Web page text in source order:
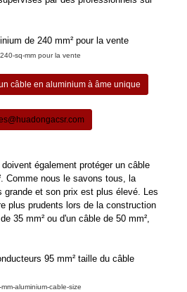
sq-mm pour la vente
câble en aluminium à âme unique
également protéger un câble
Comme nous le savons tous, la
grande et son prix est plus élevé. Les
plus prudents lors de la construction
35 mm² ou d'un câble de 50 mm²,
aluminium-cable-size